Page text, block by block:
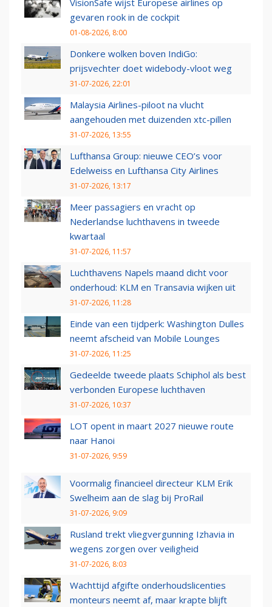
gevaren rook in de cockpit
01-08-2026, 8:00
Donkere wolken boven IndiGo:
prijsvechter doet widebody-vloot weg
31-07-2026, 22:01
Malaysia Airlines-piloot na vlucht
aangehouden met duizenden xtc-pillen
31-07-2026, 13:55
Lufthansa Group: nieuwe CEO’s voor
Edelweiss en Lufthansa City Airlines
31-07-2026, 13:17
Meer passagiers en vracht op
Nederlandse luchthavens in tweede
kwartaal
31-07-2026, 11:57
Luchthavens Napels maand dicht voor
onderhoud: KLM en Transavia wijken uit
31-07-2026, 11:28
Einde van een tijdperk: Washington Dulles
neemt afscheid van Mobile Lounges
31-07-2026, 11:25
Gedeelde tweede plaats Schiphol als best
verbonden Europese luchthaven
31-07-2026, 10:37
LOT opent in maart 2027 nieuwe route
naar Hanoi
31-07-2026, 9:59
Voormalig financieel directeur KLM Erik
Swelheim aan de slag bij ProRail
31-07-2026, 9:09
Rusland trekt vliegvergunning Izhavia in
wegens zorgen over veiligheid
31-07-2026, 8:03
Wachttijd afgifte onderhoudslicenties
monteurs neemt af, maar krapte blijft